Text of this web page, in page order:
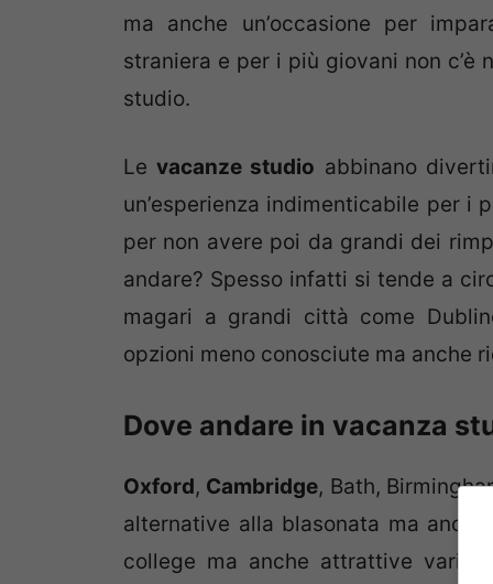
ma anche un’occasione per
straniera e per i più giovani non
studio.
Levacanze studio abbinano
un’esperienza indimenticabile per i
per non avere poi da grandi dei
andare? Spesso infatti si tende a
magari a grandi città come
opzioni meno conosciute ma anche
Dove andare in vacanza
Oxford, Cambridge, Bath,
alternative alla blasonata ma anche
college ma anche attrattive